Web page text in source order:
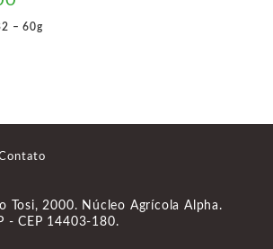
– 60g
Tosi, 2000. Núcleo Agrícola Alpha.
- CEP 14403-180.